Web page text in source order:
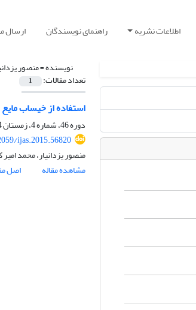
اطلاعات نشریه راهنمای نویسندگان ارسال
نویسنده =منصور
تعداد مقالات: 1
استفاده از خیساب
دوره 46، شماره 4، زمستان 1394، صفحه
ijas.2015.56820
منصور یزدانیار، محمد
مشاهده مقاله
اصل